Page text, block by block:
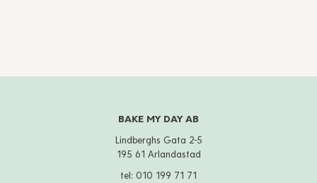
BAKE MY DAY AB
Lindberghs Gata 2-5
195 61 Arlandastad
tel: 010 199 71 71